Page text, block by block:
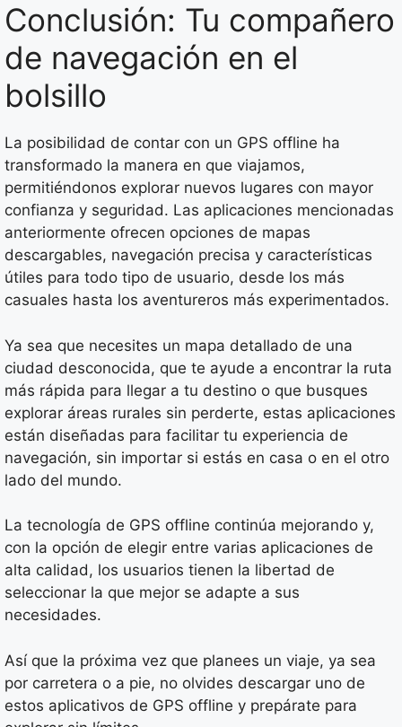
Conclusión: Tu compañero
de navegación en el
bolsillo
La posibilidad de contar con un GPS offline ha
transformado la manera en que viajamos,
permitiéndonos explorar nuevos lugares con mayor
confianza y seguridad. Las aplicaciones mencionadas
anteriormente ofrecen opciones de mapas
descargables, navegación precisa y características
útiles para todo tipo de usuario, desde los más
casuales hasta los aventureros más experimentados.
Ya sea que necesites un mapa detallado de una
ciudad desconocida, que te ayude a encontrar la ruta
más rápida para llegar a tu destino o que busques
explorar áreas rurales sin perderte, estas aplicaciones
están diseñadas para facilitar tu experiencia de
navegación, sin importar si estás en casa o en el otro
lado del mundo.
La tecnología de GPS offline continúa mejorando y,
con la opción de elegir entre varias aplicaciones de
alta calidad, los usuarios tienen la libertad de
seleccionar la que mejor se adapte a sus
necesidades.
Así que la próxima vez que planees un viaje, ya sea
por carretera o a pie, no olvides descargar uno de
estos aplicativos de GPS offline y prepárate para